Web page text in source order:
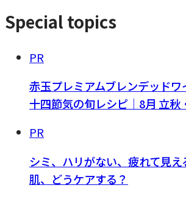
Special topics
PR
赤玉プレミアムブレンデッド
十四節気の旬レシピ｜8月 立秋
PR
シミ、ハリがない、疲れて見
肌、どうケアする？